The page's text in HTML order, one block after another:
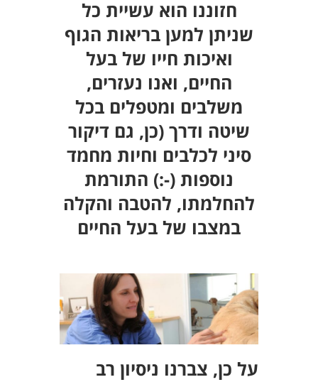
חזוננו הוא עשיית כל
שניתן למען בריאות הגוף
ואיכות חייו של בעל
החיים, ואנו נעזרים,
משלבים ומטפלים בכל
שיטה ודרך (כן, גם דיקור
סיני לכלבים וחיות מחמד
נוספות (-:) התורמת
להחלמתו, להטבה והקלה
במצבו של בעל החיים
על כן, צברנו ניסיון רב